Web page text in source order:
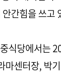
간힘을 쓰고
식당에서는
센터장, 박